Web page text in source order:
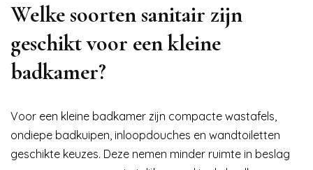
Welke soorten sanitair zijn
geschikt voor een kleine
badkamer?
Voor een kleine badkamer zijn compacte wastafels,
ondiepe badkuipen, inloopdouches en wandtoiletten
geschikte keuzes. Deze nemen minder ruimte in beslag